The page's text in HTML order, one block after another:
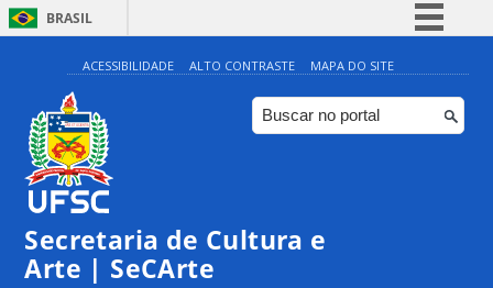
BRASIL
Simplifique!
Comunica BR
Participe
ACESSIBILIDADE ALTO CONTRASTE MAPA DO SITE
Secretaria de Cultura e
Arte | SeCArte